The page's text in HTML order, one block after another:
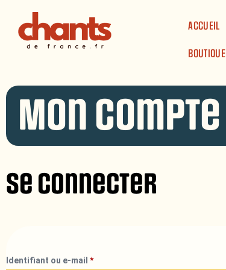
ACCUEIL
BOUTIQUE
Mon compte
Se connecter
Identifiant ou e-mail *